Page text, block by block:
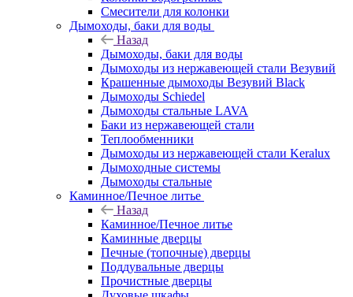
Смесители для колонки
Дымоходы, баки для воды
Назад
Дымоходы, баки для воды
Дымоходы из нержавеющей стали Везувий
Крашенные дымоходы Везувий Black
Дымоходы Schiedel
Дымоходы стальные LAVA
Баки из нержавеющей стали
Теплообменники
Дымоходы из нержавеющей стали Keralux
Дымоходные системы
Дымоходы стальные
Каминное/Печное литье
Назад
Каминное/Печное литье
Каминные дверцы
Печные (топочные) дверцы
Поддувальные дверцы
Прочистные дверцы